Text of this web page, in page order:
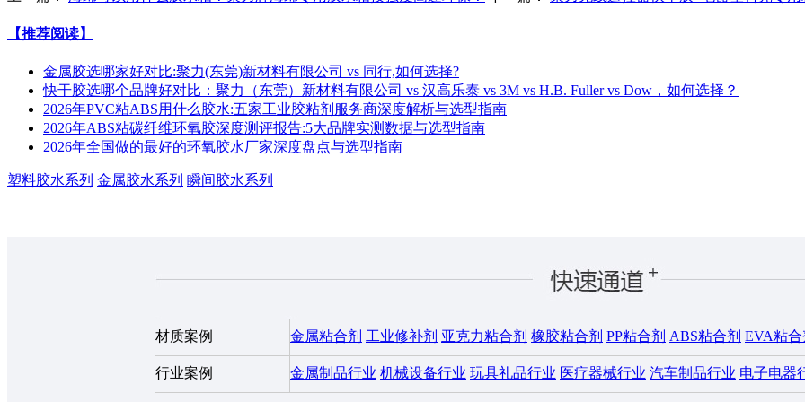
【推荐阅读】
金属胶选哪家好对比:聚力(东莞)新材料有限公司 vs 同行,如何选择?
快干胶选哪个品牌好对比：聚力（东莞）新材料有限公司 vs 汉高乐泰 vs 3M vs H.B. Fuller vs Dow，如何选择？
2026年PVC粘ABS用什么胶水:五家工业胶粘剂服务商深度解析与选型指南
2026年ABS粘碳纤维环氧胶深度测评报告:5大品牌实测数据与选型指南
2026年全国做的最好的环氧胶水厂家深度盘点与选型指南
塑料胶水系列 金属胶水系列 瞬间胶水系列
材质案例 金属粘合剂 工业修补剂 亚克力粘合剂 橡胶粘合剂 PP粘合剂 ABS粘合剂 EVA粘合
行业案例 金属制品行业 机械设备行业 玩具礼品行业 医疗器械行业 汽车制品行业 电子电器